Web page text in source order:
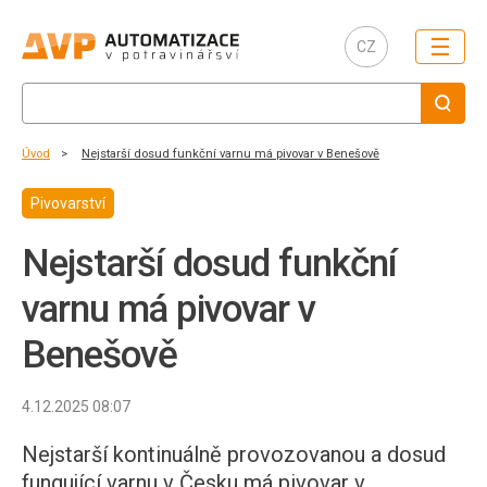
CZ ☰
Úvod Nejstarší dosud funkční varnu má pivovar v Benešově
Pivovarství
Nejstarší dosud funkční
varnu má pivovar v
Benešově
4.12.2025 08:07
Nejstarší kontinuálně provozovanou a dosud